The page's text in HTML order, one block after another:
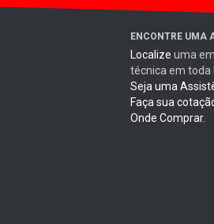
ENCONTRE UMA
Localize uma
técnica em toda
Seja uma
Faça sua
Onde Comprar.